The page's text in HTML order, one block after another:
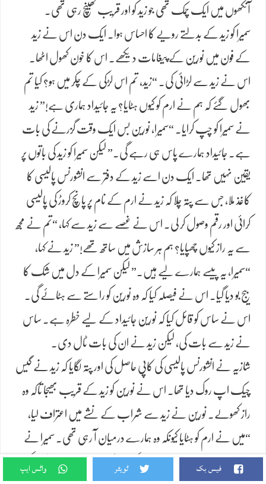
فیس بک ٹویٹر واٹس ایپ
آنکھوں میں ایک چمک تھی جو زید کو اور قریب کھینچ رہی تھی۔
سمیرا کو زید کے بدلتے رویے کا احساس ہوا۔ ایک دن اس نے زید
کے فون میں نورین کے پیغامات دیکھے۔ اس کا خون کھول اٹھا۔
اس نے زید سے لڑائی کی۔ “زید، تم اس لڑکی کے چکر میں ہو؟ کیا تم
بھول گئے کہ ہم نے ارم کو کیوں ہٹایا؟ یہ جائیداد ہماری ہے!” زید
نے سمیرا کو چپ کرایا۔ “سمیرا، نورین بس ایک وقت گزرنے کی بات
ہے۔ جائیداد ہمارے پاس ہی رہے گی۔” لیکن سمیرا کو زید کی باتوں پر
یقین نہیں تھا۔ ایک دن اسے زید کے دفتر سے انشورنس پالیسی کا
کاغذ ملا، جس سے پتہ چلا کہ زید نے ارم کے نام پر پانچ کروڑ کی پالیسی
کرائی اور رقم وصول کر لی۔ اس نے غصے سے زید سے کہا، “تم نے مجھ
سے یہ راز کیوں چھپایا؟ ہم ہر سازش میں ساتھ تھے!” زید نے کہا،
“سمیرا، یہ پیسے ہمارے لیے ہیں۔” لیکن سمیرا کے دل میں شک کا
بیج بو دیا گیا۔ اس نے فیصلہ کیا کہ وہ نورین کو راستے سے ہٹائے گی۔
اس نے ساس کو قائل کیا کہ نورین جائیداد کے لیے خطرہ ہے۔ ساس
نے زید سے بات کی، لیکن زید نے ان کی بات ٹال دی۔
شازیہ نے انشورنس پالیسی کی کاپی حاصل کی اور پتہ لگایا کہ زید نے گیس
چیک اپ روک دیا تھا۔ اس نے نورین کو زید کے قریب بھیجا تاکہ وہ
راز کھولے۔ نورین نے زید سے شراب کے نشے میں اعتراف لیا،
“میں نے ارم کو ہٹایا کیونکہ وہ ہمارے درمیان آ رہی تھی۔ سمیرا نے